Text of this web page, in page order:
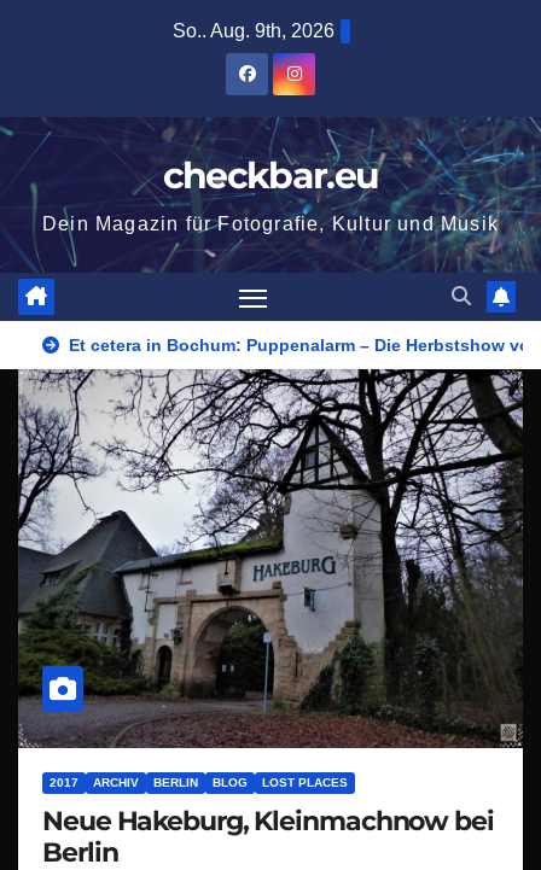
So.. Aug. 9th, 2026
checkbar.eu
Dein Magazin für Fotografie, Kultur und Musik
Et cetera in Bochum: Puppenalarm – Die Herbstshow
2017 ARCHIV BERLIN BLOG LOST PLACES
Neue Hakeburg, Kleinmachnow bei
Berlin